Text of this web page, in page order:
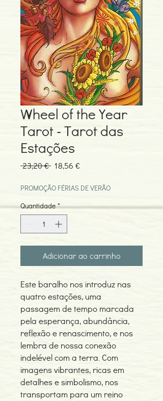
Wheel of the Year
Tarot - Tarot das
Estações
23,20 € Preço
18,56 €Preço
PROMOÇÃO FÉRIAS DE VERÃO
Quantidade *
Adicionar ao carrinho
Este baralho nos introduz nas
quatro estações, uma
passagem de tempo marcada
pela esperança, abundância,
reflexão e renascimento, e nos
lembra de nossa conexão
indelével com a terra. Com
imagens vibrantes, ricas em
detalhes e simbolismo, nos
transportam para um reino